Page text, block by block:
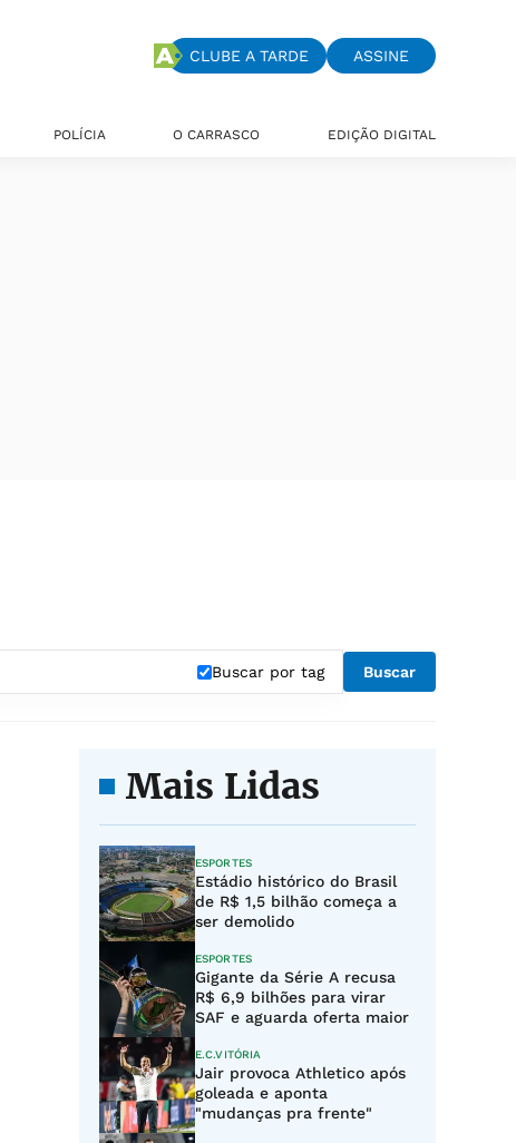
CLUBE A TARDE ASSINE
POLÍCIA O CARRASCO EDIÇÃO DIGITAL
Buscar por tag Buscar
Mais Lidas
ESPORTES
Estádio histórico do Brasil
de R$ 1,5 bilhão começa a
ser demolido
ESPORTES
Gigante da Série A recusa
R$ 6,9 bilhões para virar
SAF e aguarda oferta maior
E.C.VITÓRIA
Jair provoca Athletico após
goleada e aponta
"mudanças pra frente"